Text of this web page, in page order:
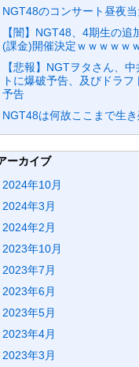
NGT48のコンサート昼夜
【闇】NGT48、4期生の
(課金)開催決定ｗｗｗｗｗ
【悲報】NGTヲタさん、
トに爆破予告、及びドラ
予告
NGT48は何故ここまで生
ーカイブ
2024年10月
2024年3月
2024年2月
2023年10月
2023年7月
2023年6月
2023年5月
2023年4月
2023年3月